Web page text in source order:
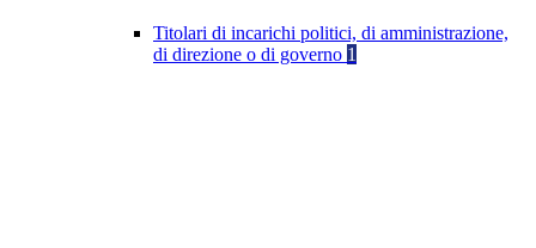
Titolari di incarichi politici, di amministrazione,
di direzione o di governo 1